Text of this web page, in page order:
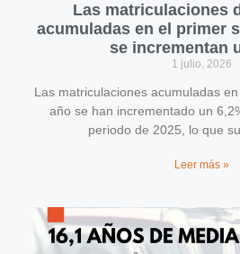
Las matriculaciones
acumuladas en el primer
se incrementan
1 julio, 2026
Las matriculaciones acumuladas
año se han incrementado un
periodo de 2025, lo que
Leer más »